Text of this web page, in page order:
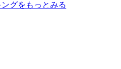
グをもっとみる